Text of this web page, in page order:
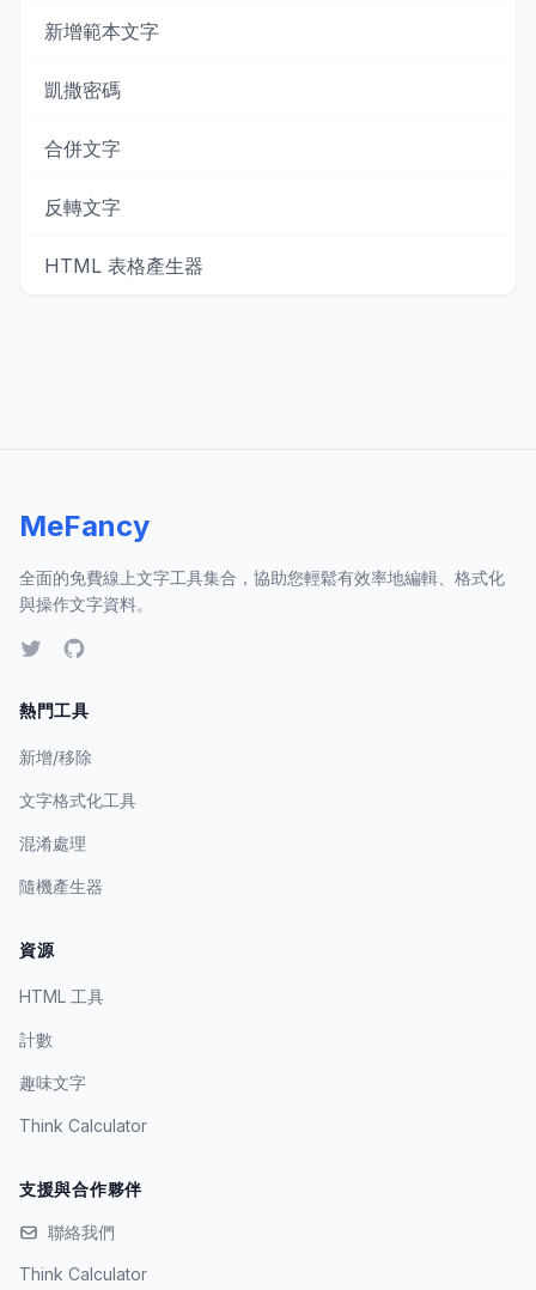
新增範本文字
凱撒密碼
合併文字
反轉文字
HTML 表格產生器
MeFancy
全面的免費線上文字工具集合，協助您輕鬆有效率地編輯、格式化
與操作文字資料。
熱門工具
新增/移除
文字格式化工具
混淆處理
隨機產生器
資源
HTML 工具
計數
趣味文字
Think Calculator
支援與合作夥伴
聯絡我們
Think Calculator